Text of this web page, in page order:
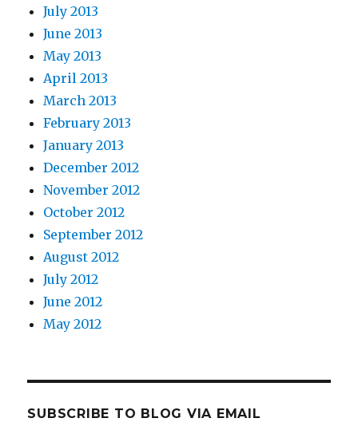
July 2013
June 2013
May 2013
April 2013
March 2013
February 2013
January 2013
December 2012
November 2012
October 2012
September 2012
August 2012
July 2012
June 2012
May 2012
SUBSCRIBE TO BLOG VIA EMAIL